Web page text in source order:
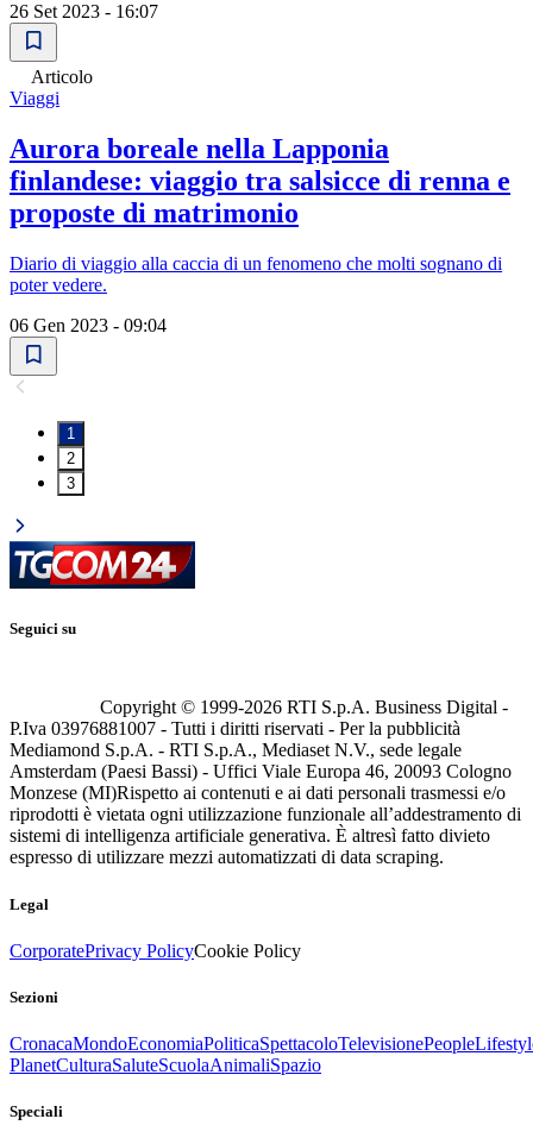
26 Set 2023 - 16:07
Articolo
Viaggi
Aurora boreale nella Lapponia
finlandese: viaggio tra salsicce di renna e
proposte di matrimonio
Diario di viaggio alla caccia di un fenomeno che molti sognano di
poter vedere.
06 Gen 2023 - 09:04
1
2
3
Seguici su
Copyright © 1999-2026 RTI S.p.A. Business Digital -
P.Iva 03976881007 - Tutti i diritti riservati - Per la pubblicità
Mediamond S.p.A. - RTI S.p.A., Mediaset N.V., sede legale
Amsterdam (Paesi Bassi) - Uffici Viale Europa 46, 20093 Cologno
Monzese (MI)Rispetto ai contenuti e ai dati personali trasmessi e/o
riprodotti è vietata ogni utilizzazione funzionale all’addestramento di
sistemi di intelligenza artificiale generativa. È altresì fatto divieto
espresso di utilizzare mezzi automatizzati di data scraping.
Legal
CorporatePrivacy PolicyCookie Policy
Sezioni
CronacaMondoEconomiaPoliticaSpettacoloTelevisionePeople
PlanetCulturaSaluteScuolaAnimaliSpazio
Speciali